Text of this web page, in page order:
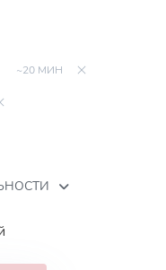
~20 МИН